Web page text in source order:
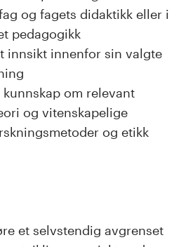
og fagets didaktikk eller i
pedagogikk
innsikt innenfor sin valgte
om relevant
og vitenskapelige
og etikk
et selvstendig avgrenset